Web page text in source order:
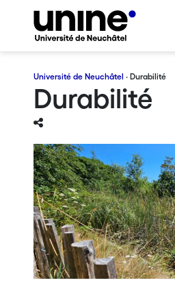
Université de Neuchâtel · Durabilité
Durabilité